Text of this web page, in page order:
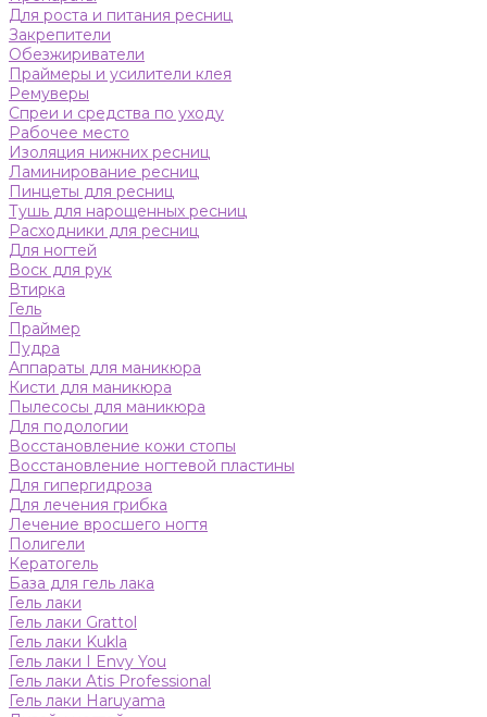
Для роста и питания ресниц
Закрепители
Обезжириватели
Праймеры и усилители клея
Ремуверы
Спреи и средства по уходу
Рабочее место
Изоляция нижних ресниц
Ламинирование ресниц
Пинцеты для ресниц
Тушь для нарощенных ресниц
Расходники для ресниц
Для ногтей
Воск для рук
Втирка
Гель
Праймер
Пудра
Аппараты для маникюра
Кисти для маникюра
Пылесосы для маникюра
Для подологии
Восстановление кожи стопы
Восстановление ногтевой пластины
Для гипергидроза
Для лечения грибка
Лечение вросшего ногтя
Полигели
Кератогель
База для гель лака
Гель лаки
Гель лаки Grattol
Гель лаки Kukla
Гель лаки I Envy You
Гель лаки Atis Professional
Гель лаки Haruyama